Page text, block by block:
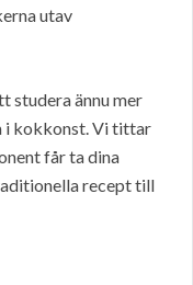
utav
studera ännu mer
i kokkonst. Vi tittar
får ta dina
recept till